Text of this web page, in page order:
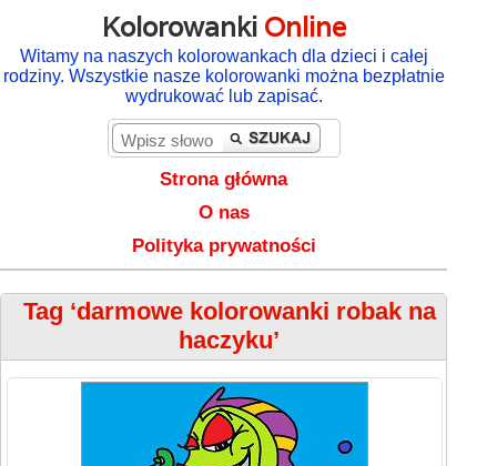
Kolorowanki Online
Witamy na naszych kolorowankach dla dzieci i całej
rodziny. Wszystkie nasze kolorowanki można bezpłatnie
wydrukować lub zapisać.
Strona główna
O nas
Polityka prywatności
Tag ‘darmowe kolorowanki robak na
haczyku’